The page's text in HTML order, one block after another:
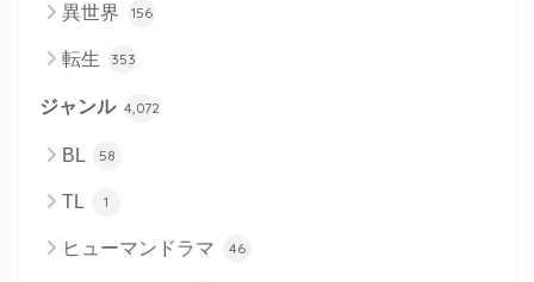
異世界 156
転生 353
ジャンル 4,072
BL 58
TL 1
ヒューマンドラマ 46